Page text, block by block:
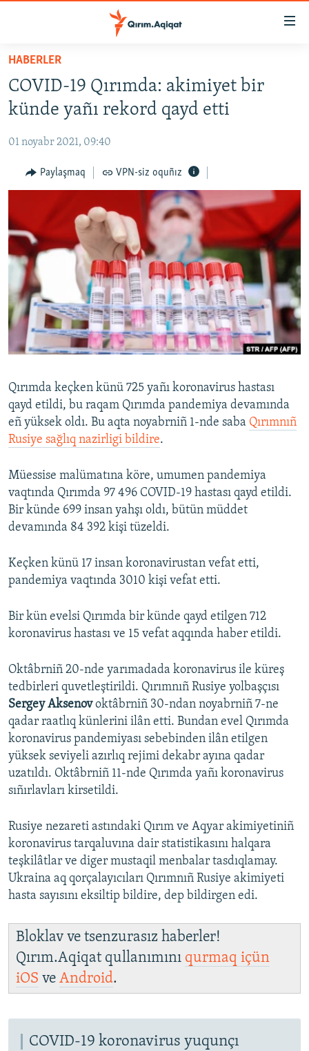
Esas
qaytmaq
Baş
navigatsiyağa
qaytmaq
qaytmaq
SİYASET
İQTİSADİYAT
CEMİYET
MEDENİYET
VİDEO
SÜRET
BLOGLAR
FİKİR
Русский
Українською
QOŞULIÑIZ!
HABERLER
COVID-19 Qırımda: akimiyet bir
künde yañı rekord qayd etti
01 noyabr 2021, 09:40
Paylaşmaq VPN-siz oquñız
Qırımda keçken künü 725 yañı koronavirus hastası
qayd etildi, bu raqam Qırımda pandemiya devamında
eñ yüksek oldı. Bu aqta noyabrniñ 1-nde saba Qırımnıñ
Rusiye sağlıq nazirligi bildire.
Müessise malümatına köre, umumen pandemiya
vaqtında Qırımda 97 496 COVID-19 hastası qayd etildi.
Bir künde 699 insan yahşı oldı, bütün müddet
devamında 84 392 kişi tüzeldi.
Keçken künü 17 insan koronavirustan vefat etti,
pandemiya vaqtında 3010 kişi vefat etti.
Bir kün evelsi Qırımda bir künde qayd etilgen 712
koronavirus hastası ve 15 vefat aqqında haber etildi.
Oktâbrniñ 20-nde yarımadada koronavirus ile küreş
tedbirleri quvetleştirildi. Qırımnıñ Rusiye yolbaşçısı
Sergey Aksenovoktâbrniñ 30-ndan noyabrniñ 7-ne
qadar raatlıq künlerini ilân etti. Bundan evel Qırımda
koronavirus pandemiyası sebebinden ilân etilgen
yüksek seviyeli azırlıq rejimi dekabr ayına qadar
uzatıldı. Oktâbrniñ 11-nde Qırımda yañı koronavirus
sıñırlavları kirsetildi.
Rusiye nezareti astındaki Qırım ve Aqyar akimiyetiniñ
koronavirus tarqaluvına dair statistikasını halqara
teşkilâtlar ve diger mustaqil menbalar tasdıqlamay.
Ukraina aq qorçalayıcıları Qırımnıñ Rusiye akimiyeti
hasta sayısını eksiltip bildire, dep bildirgen edi.
Bloklav ve tsenzurasız haberler!
Qırım.Aqiqat qullanımını qurmaq içün
iOS ve Android.
COVID-19 koronavirus yuqunçı